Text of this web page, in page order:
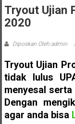
Bantul,
Wonosari,
Wates,
Klaten,
Magelang,
Solo,
Tryout Ujian
2020
Diposkan Oleh:admin
Tryout Ujian
tidak lulus
menyesal
Dengan
agar anda bisa